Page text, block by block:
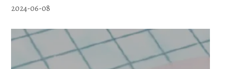
2024-06-08